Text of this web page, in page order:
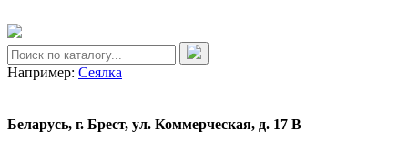
Например: Сеялка
Беларусь, г. Брест, ул. Коммерческая, д. 17 В